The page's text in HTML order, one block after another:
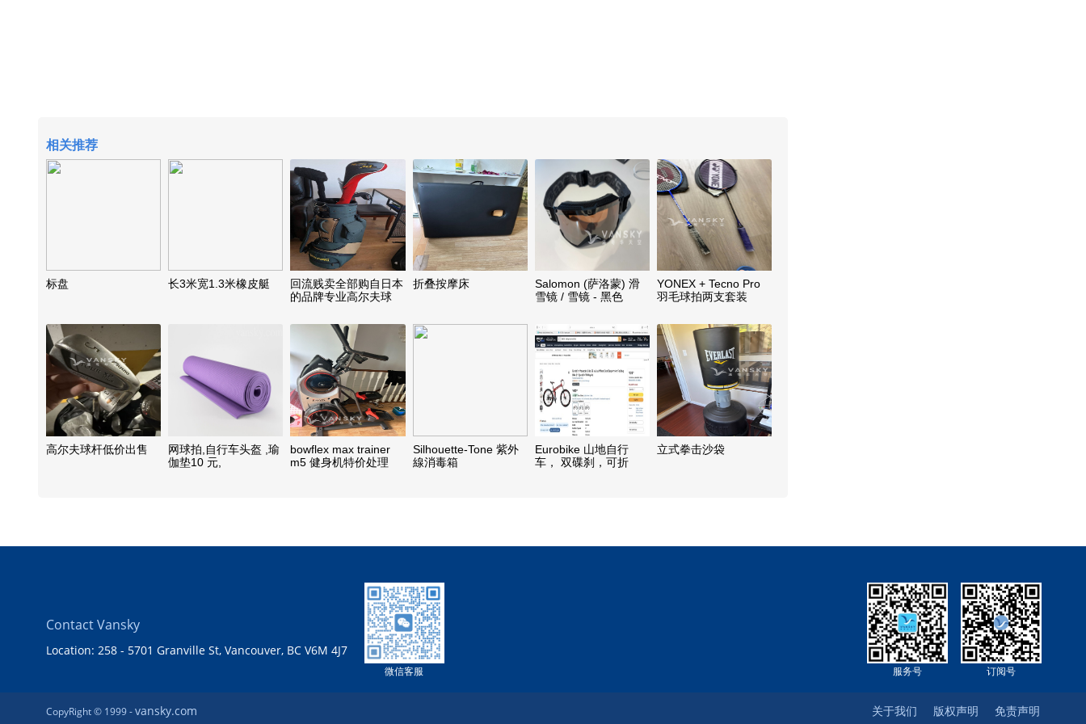
相关推荐
标盘 长3米宽1.3米橡皮艇
回流贱卖全部购自日本
的品牌专业高尔夫球
折叠按摩床
Salomon (萨洛蒙) 滑
雪镜 / 雪镜 - 黑色
YONEX + Tecno Pro
羽毛球拍两支套装
高尔夫球杆低价出售
网球拍,自行车头盔 ,瑜
伽垫10 元,
bowflex max trainer
m5 健身机特价处理
Silhouette-Tone 紫外
線消毒箱
Eurobike 山地自行
车， 双碟刹，可折
立式拳击沙袋
Contact Vansky
Location: 258 - 5701 Granville St, Vancouver, BC V6M 4J7
微信客服 订阅号
服务号
CopyRight © 1999 -vansky.com 免责声明
版权声明
关于我们